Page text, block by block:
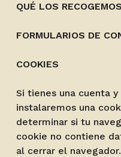
QUÉ LOS
FORMULARIOS DE
COOKIES
Si tienes una cuenta
instalaremos una
determinar si tu
cookie no contiene
al cerrar el navegador.